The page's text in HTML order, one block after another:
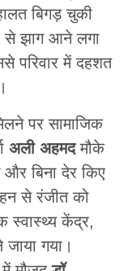
बिगड़ चुकी
से झाग आने लगा
परिवार में दहशत
पर सामाजिक
अली अहमदमौके
बिना देर किए
से रंजीत को
स्वास्थ्य केंद्र,
जाया गया।